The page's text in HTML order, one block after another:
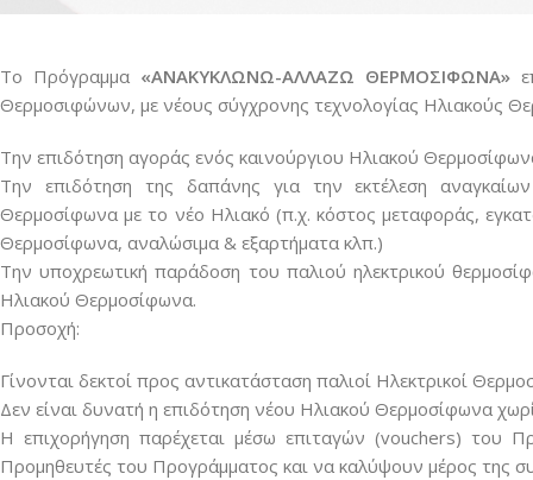
Το Πρόγραμμα «ΑΝΑΚΥΚΛΩΝΩ-ΑΛΛΑΖΩ ΘΕΡΜΟΣΙΦΩΝΑ»
Θερμοσιφώνων, με νέους σύγχρονης τεχνολογίας Ηλιακούς
Την επιδότηση αγοράς ενός καινούργιου Ηλιακού
Την επιδότηση της δαπάνης για την εκτέλεση
Θερμοσίφωνα με το νέο Ηλιακό (π.χ. κόστος μεταφοράς,
Θερμοσίφωνα, αναλώσιμα & εξαρτήματα κλπ.)
Την υποχρεωτική παράδοση του παλιού ηλεκτρικού
Ηλιακού Θερμοσίφωνα.
Προσοχή:
Γίνονται δεκτοί προς αντικατάσταση παλιοί Ηλεκτρικοί
Δεν είναι δυνατή η επιδότηση νέου Ηλιακού Θερμοσίφωνα
Η επιχορήγηση παρέχεται μέσω επιταγών (vouchers) του
Προμηθευτές του Προγράμματος και να καλύψουν μέρος της